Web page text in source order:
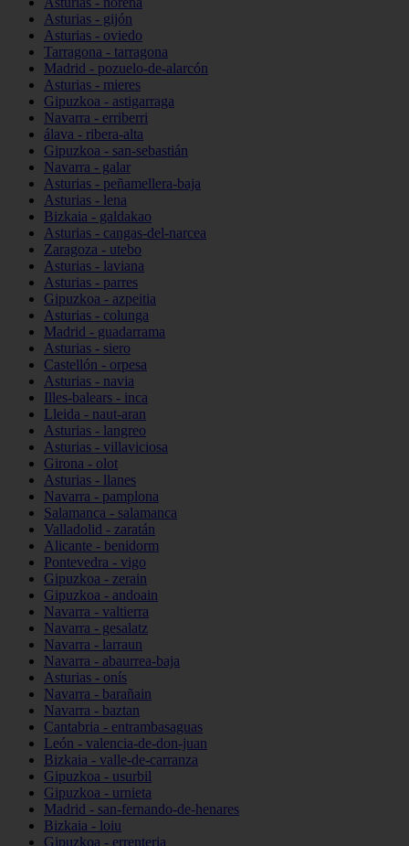
Asturias - gijón
Asturias - oviedo
Tarragona - tarragona
Madrid - pozuelo-de-alarcón
Asturias - mieres
Gipuzkoa - astigarraga
Navarra - erriberri
álava - ribera-alta
Gipuzkoa - san-sebastián
Navarra - galar
Asturias - peñamellera-baja
Asturias - lena
Bizkaia - galdakao
Asturias - cangas-del-narcea
Zaragoza - utebo
Asturias - laviana
Asturias - parres
Gipuzkoa - azpeitia
Asturias - colunga
Madrid - guadarrama
Asturias - siero
Castellón - orpesa
Asturias - navia
Illes-balears - inca
Lleida - naut-aran
Asturias - langreo
Asturias - villaviciosa
Girona - olot
Asturias - llanes
Navarra - pamplona
Salamanca - salamanca
Valladolid - zaratán
Alicante - benidorm
Pontevedra - vigo
Gipuzkoa - zerain
Gipuzkoa - andoain
Navarra - valtierra
Navarra - gesalatz
Navarra - larraun
Navarra - abaurrea-baja
Asturias - onís
Navarra - barañain
Navarra - baztan
Cantabria - entrambasaguas
León - valencia-de-don-juan
Bizkaia - valle-de-carranza
Gipuzkoa - usurbil
Gipuzkoa - urnieta
Madrid - san-fernando-de-henares
Bizkaia - loiu
Gipuzkoa - errenteria